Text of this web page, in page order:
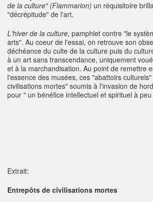
de la culture" (Flammarion) un réquisitoire
"décrépitude" de l'art.
L'hiver de la culture, pamphlet contre "le
arts". Au coeur de l'essai, on retrouve son
déchéance du culte de la culture puis du
à un art sans transcendance, uniquement
et à la marchandisation. Au point de remettre
l'essence des musées, ces "abattoirs
civilisations mortes" soumis à l'invasion de
pour " un bénéfice intellectuel et spirituel à
Extrait:
Entrepôts de civilisations mortes